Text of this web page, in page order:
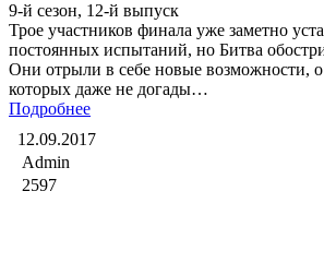
9-й сезон, 12-й выпуск
Трое участников финала уже заметно
постоянных испытаний, но Битва
Они отрыли в себе новые возможности,
которых даже не догады…
Подробнее
12.09.2017
Admin
2597